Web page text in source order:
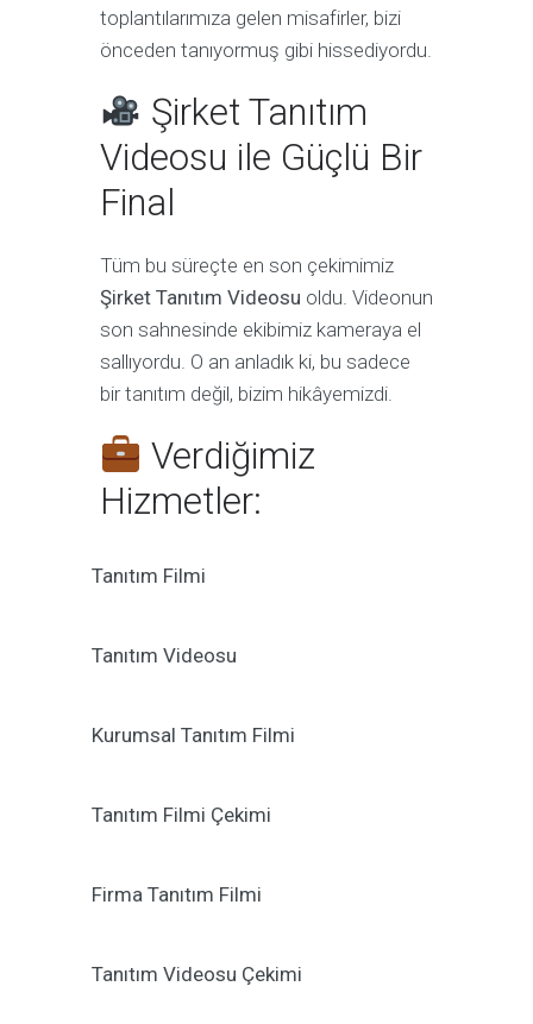
toplantılarımıza gelen misafirler, bizi
önceden tanıyormuş gibi hissediyordu.
Şirket Tanıtım
Videosu ile Güçlü Bir
Final
Tüm bu süreçte en son çekimimiz
Şirket Tanıtım Videosu oldu. Videonun
son sahnesinde ekibimiz kameraya el
sallıyordu. O an anladık ki, bu sadece
bir tanıtım değil, bizim hikâyemizdi.
Verdiğimiz
Hizmetler:
Tanıtım Filmi
Tanıtım Videosu
Kurumsal Tanıtım Filmi
Tanıtım Filmi Çekimi
Firma Tanıtım Filmi
Tanıtım Videosu Çekimi